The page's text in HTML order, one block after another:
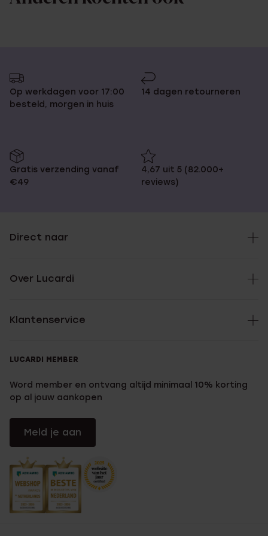
Op werkdagen voor 17:00
besteld, morgen in huis
14 dagen retourneren
Gratis verzending vanaf
€49
4,67 uit 5 (82.000+
reviews)
Direct naar
Over Lucardi
Klantenservice
LUCARDI MEMBER
Word member en ontvang altijd minimaal 10% korting
op al jouw aankopen
Meld je aan